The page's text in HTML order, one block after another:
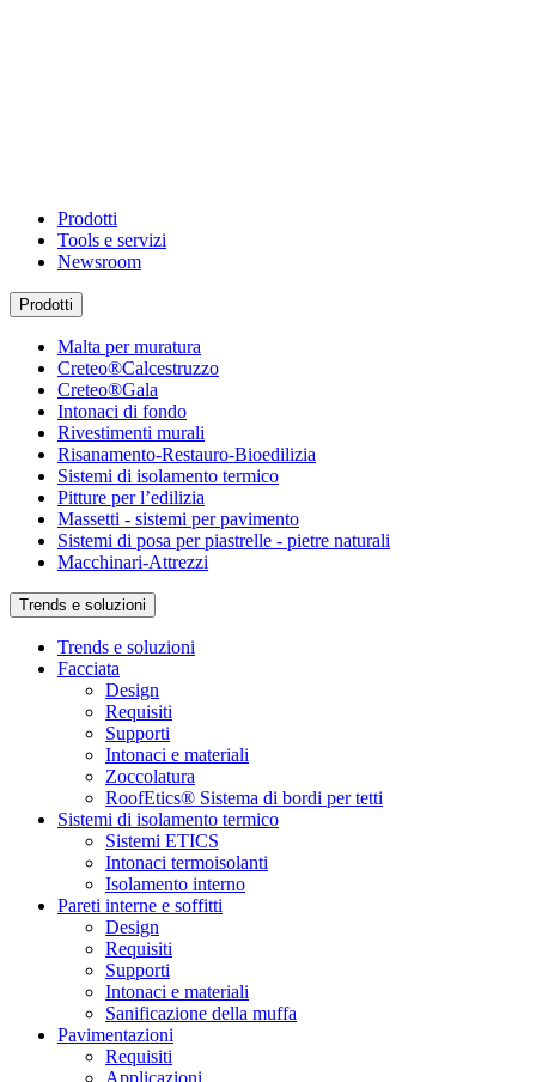
Prodotti
Tools e servizi
Newsroom
Prodotti
Malta per muratura
Creteo®Calcestruzzo
Creteo®Gala
Intonaci di fondo
Rivestimenti murali
Risanamento-Restauro-Bioedilizia
Sistemi di isolamento termico
Pitture per l’edilizia
Massetti - sistemi per pavimento
Sistemi di posa per piastrelle - pietre naturali
Macchinari-Attrezzi
Trends e soluzioni
Trends e soluzioni
Facciata
Design
Requisiti
Supporti
Intonaci e materiali
Zoccolatura
RoofEtics® Sistema di bordi per tetti
Sistemi di isolamento termico
Sistemi ETICS
Intonaci termoisolanti
Isolamento interno
Pareti interne e soffitti
Design
Requisiti
Supporti
Intonaci e materiali
Sanificazione della muffa
Pavimentazioni
Requisiti
Applicazioni